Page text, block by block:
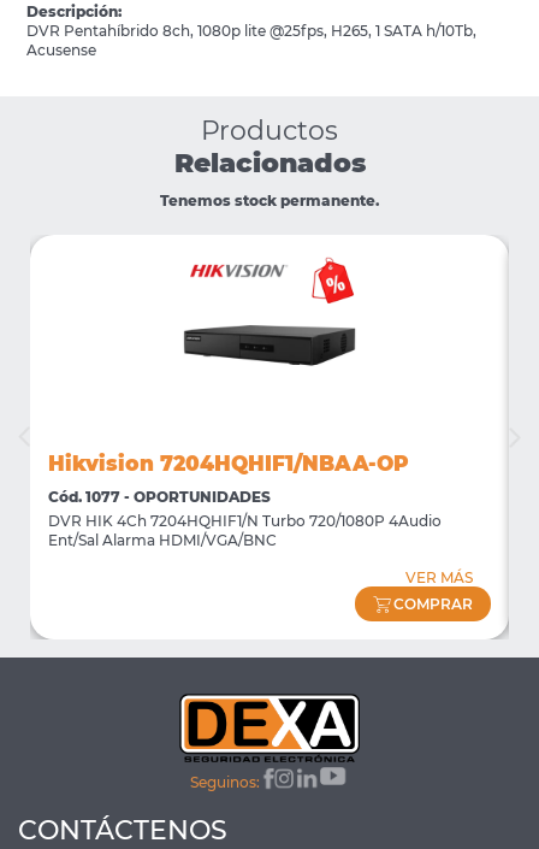
Descripción:
DVR Pentahíbrido 8ch, 1080p lite @25fps, H265, 1 SATA h/10Tb,
Acusense
Productos
Relacionados
Tenemos stock permanente.
Hikvision 7204HQHIF1/NBAA-OP
Cód. 1077 - OPORTUNIDADES
DVR HIK 4Ch 7204HQHIF1/N Turbo 720/1080P 4Audio
Ent/Sal Alarma HDMI/VGA/BNC
VER MÁS
COMPRAR
Seguinos:
CONTÁCTENOS